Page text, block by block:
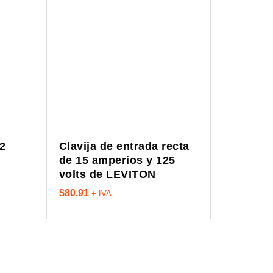
Clavija de entrada recta
de 15 amperios y 125
volts de LEVITON
$80.91 + IVA